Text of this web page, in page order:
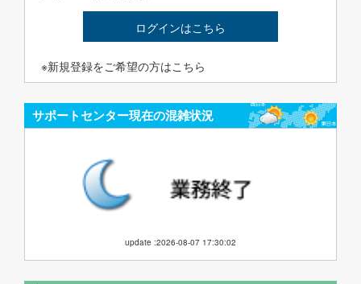
ログインはこちら
※新規登録をご希望の方はこちら
サポートセンター現在の混雑状況
update :2026-08-07 17:30:02